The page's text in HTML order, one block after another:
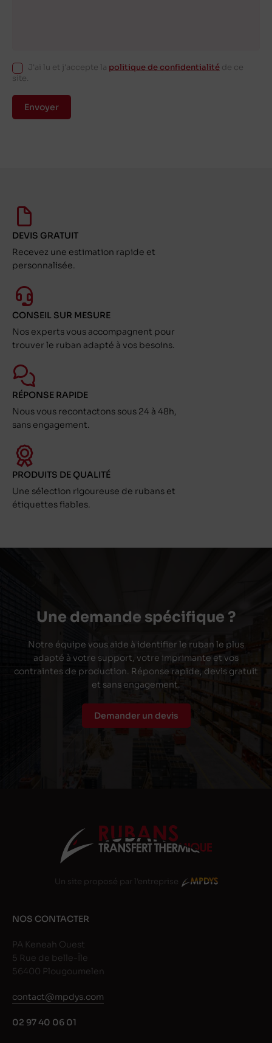
J'ai lu et j'accepte la politique de confidentialité de ce
site.
Envoyer
DEVIS GRATUIT
Recevez une estimation rapide et
personnalisée.
CONSEIL SUR MESURE
Nos experts vous accompagnent pour
trouver le ruban adapté à vos besoins.
RÉPONSE RAPIDE
Nous vous recontactons sous 24 à 48h,
sans engagement.
PRODUITS DE QUALITÉ
Une sélection rigoureuse de rubans et
étiquettes fiables.
Une demande spécifique ?
Notre équipe vous aide à identifier le ruban le plus
adapté à votre support, votre imprimante et vos
contraintes de production. Réponse rapide, devis gratuit
et sans engagement.
Demander un devis
Un site proposé par l'entreprise
NOS CONTACTER
PA Keneah Ouest
5 Rue de belle-Île
56400 Plougoumelen
contact@mpdys.com
02 97 40 06 01